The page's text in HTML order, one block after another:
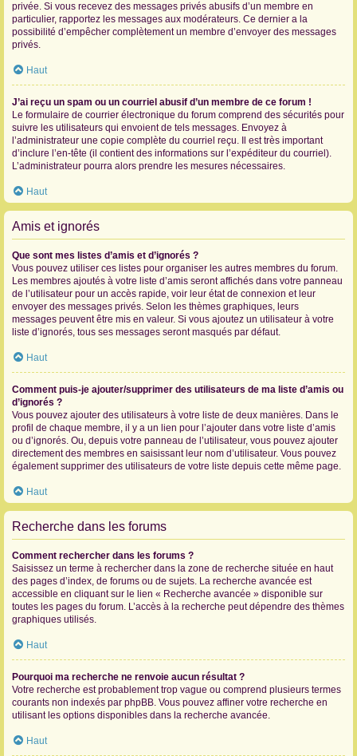
privée. Si vous recevez des messages privés abusifs d’un membre en
particulier, rapportez les messages aux modérateurs. Ce dernier a la
possibilité d’empêcher complètement un membre d’envoyer des messages
privés.
Haut
J’ai reçu un spam ou un courriel abusif d’un membre de ce forum !
Le formulaire de courrier électronique du forum comprend des sécurités pour
suivre les utilisateurs qui envoient de tels messages. Envoyez à
l’administrateur une copie complète du courriel reçu. Il est très important
d’inclure l’en-tête (il contient des informations sur l’expéditeur du courriel).
L’administrateur pourra alors prendre les mesures nécessaires.
Haut
Amis et ignorés
Que sont mes listes d’amis et d’ignorés ?
Vous pouvez utiliser ces listes pour organiser les autres membres du forum.
Les membres ajoutés à votre liste d’amis seront affichés dans votre panneau
de l’utilisateur pour un accès rapide, voir leur état de connexion et leur
envoyer des messages privés. Selon les thèmes graphiques, leurs
messages peuvent être mis en valeur. Si vous ajoutez un utilisateur à votre
liste d’ignorés, tous ses messages seront masqués par défaut.
Haut
Comment puis-je ajouter/supprimer des utilisateurs de ma liste d’amis ou
d’ignorés ?
Vous pouvez ajouter des utilisateurs à votre liste de deux manières. Dans le
profil de chaque membre, il y a un lien pour l’ajouter dans votre liste d’amis
ou d’ignorés. Ou, depuis votre panneau de l’utilisateur, vous pouvez ajouter
directement des membres en saisissant leur nom d’utilisateur. Vous pouvez
également supprimer des utilisateurs de votre liste depuis cette même page.
Haut
Recherche dans les forums
Comment rechercher dans les forums ?
Saisissez un terme à rechercher dans la zone de recherche située en haut
des pages d’index, de forums ou de sujets. La recherche avancée est
accessible en cliquant sur le lien « Recherche avancée » disponible sur
toutes les pages du forum. L’accès à la recherche peut dépendre des thèmes
graphiques utilisés.
Haut
Pourquoi ma recherche ne renvoie aucun résultat ?
Votre recherche est probablement trop vague ou comprend plusieurs termes
courants non indexés par phpBB. Vous pouvez affiner votre recherche en
utilisant les options disponibles dans la recherche avancée.
Haut